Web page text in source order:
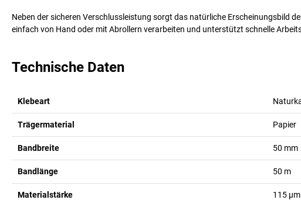
Neben der sicheren Verschlussleistung sorgt das natürliche Erscheinungsbild
einfach von Hand oder mit Abrollern verarbeiten und unterstützt schnelle
Technische Daten
Klebeart
Trägermaterial Papier
Bandbreite 50 mm
Bandlänge 50 m
Materialstärke 115 µm